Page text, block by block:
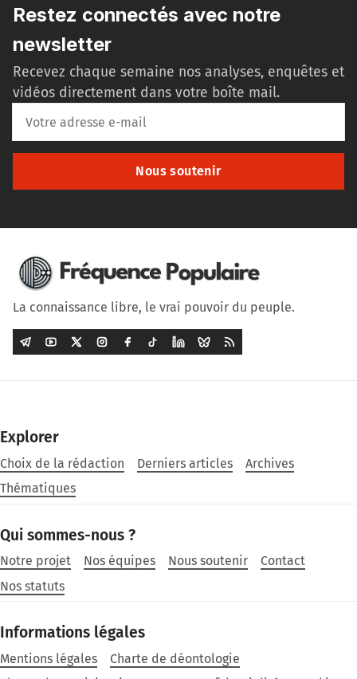
Restez connectés avec notre
newsletter
Recevez chaque semaine nos analyses, enquêtes et
vidéos directement dans votre boîte mail.
Nous soutenir
La connaissance libre, le vrai pouvoir du peuple.
Explorer
Choix de la rédaction Derniers articles
Archives
Thématiques
Qui sommes-nous ?
Notre projet Nos équipes Nous soutenir
Contact
Nos statuts
Informations légales
Mentions légales
Charte de déontologie